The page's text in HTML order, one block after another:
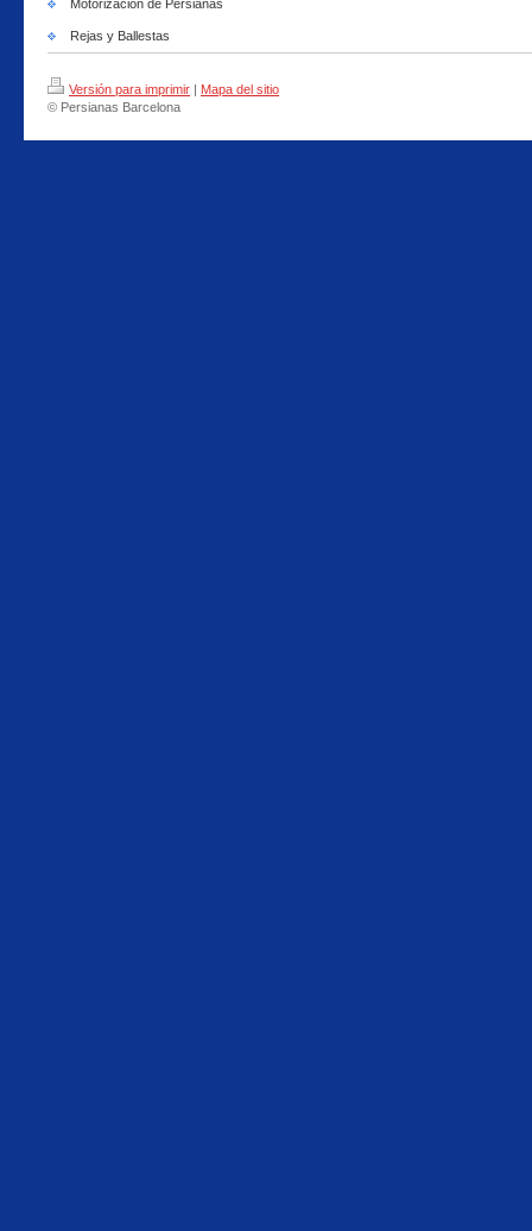
Motorizacion de Persianas
Rejas y Ballestas
Versión para imprimir | Mapa del sitio
© Persianas Barcelona